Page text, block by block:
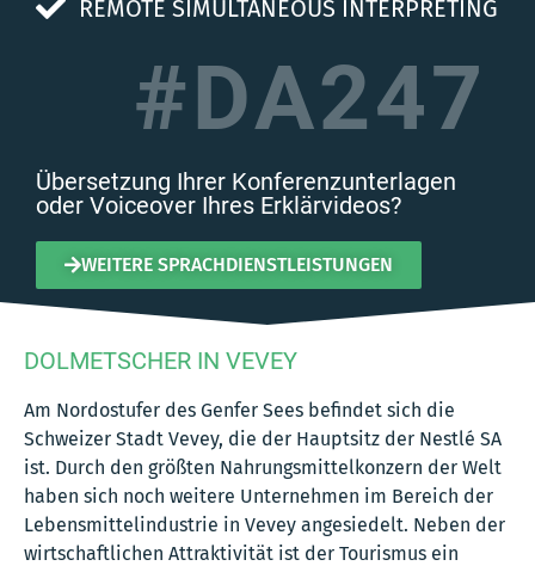
REMOTE SIMULTANEOUS INTERPRETING
#DA247
Übersetzung Ihrer Konferenzunterlagen
oder Voiceover Ihres Erklärvideos?
WEITERE SPRACHDIENSTLEISTUNGEN
DOLMETSCHER IN VEVEY
Am Nordostufer des Genfer Sees befindet sich die
Schweizer Stadt Vevey, die der Hauptsitz der Nestlé SA
ist. Durch den größten Nahrungsmittelkonzern der Welt
haben sich noch weitere Unternehmen im Bereich der
Lebensmittelindustrie in Vevey angesiedelt. Neben der
wirtschaftlichen Attraktivität ist der Tourismus ein